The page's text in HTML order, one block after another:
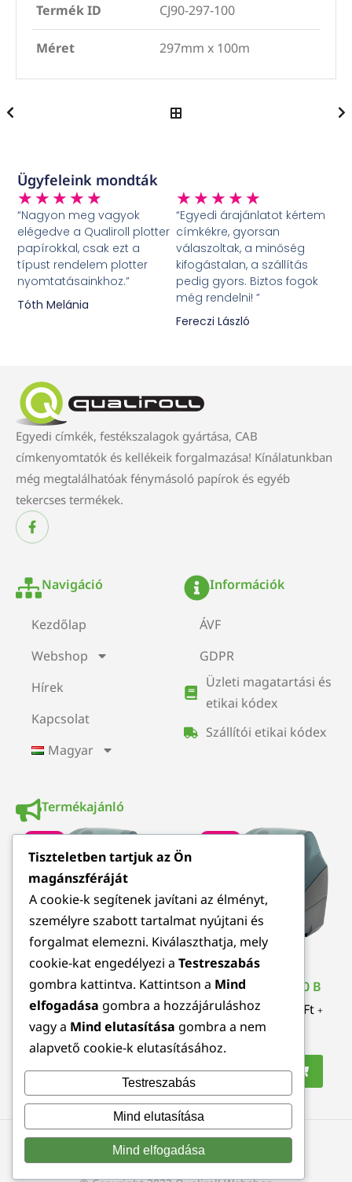
Termék ID CJ90-297-100
Méret 297mm x 100m
Ügyfeleink mondták
★ ★ ★ ★ ★
“Nagyon meg vagyok
elégedve a Qualiroll plotter
papírokkal, csak ezt a
típust rendelem plotter
nyomtatásainkhoz.”
Tóth Melánia
★ ★ ★ ★ ★
“Egyedi árajánlatot kértem
címkékre, gyorsan
válaszoltak, a minőség
kifogástalan, a szállítás
pedig gyors. Biztos fogok
még rendelni! ”
Fereczi László
Egyedi címkék, festékszalagok gyártása, CAB
címkenyomtatók és kellékeik forgalmazása! Kínálatunkban
még megtalálhatóak fénymásoló papírok és egyéb
tekercses termékek.
Navigáció
Kezdőlap
Webshop
Hírek
Kapcsolat
Magyar
Információk
ÁVF
GDPR
Üzleti magatartási és
etikai kódex
Szállítói etikai kódex
Termékajánló
Akció!
CAB MACH 4.3S 300 C
675.957Ft608.362Ft +
Áfa
Kosárba teszem
CAB MACH 4.3S 300 B
545.127Ft490.614 Ft +
Áfa
Kosárba teszem
Tiszteletben tartjuk az Ön
magánszféráját
A cookie-k segítenek javítani az élményt,
személyre szabott tartalmat nyújtani és
forgalmat elemezni. Kiválaszthatja, mely
cookie-kat engedélyezi a Testreszabás
gombra kattintva. Kattintson a Mind
elfogadása gombra a hozzájáruláshoz
vagy a Mind elutasítása gombra a nem
alapvető cookie-k elutasításához.
Testreszabás
Mind elutasítása
Mind elfogadása